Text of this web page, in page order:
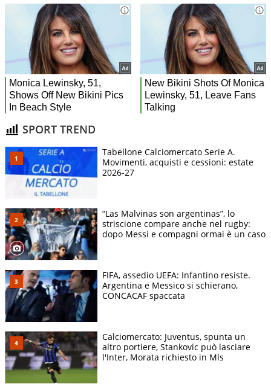
SPORT TREND
Tabellone Calciomercato Serie A.
Movimenti, acquisti e cessioni: estate
2026-27
“Las Malvinas son argentinas”, lo
striscione compare anche nel rugby:
dopo Messi e compagni ormai è un caso
FIFA, assedio UEFA: Infantino resiste.
Argentina e Messico si schierano,
CONCACAF spaccata
Calciomercato: Juventus, spunta un
altro portiere, Stankovic può lasciare
l'Inter, Morata richiesto in Mls